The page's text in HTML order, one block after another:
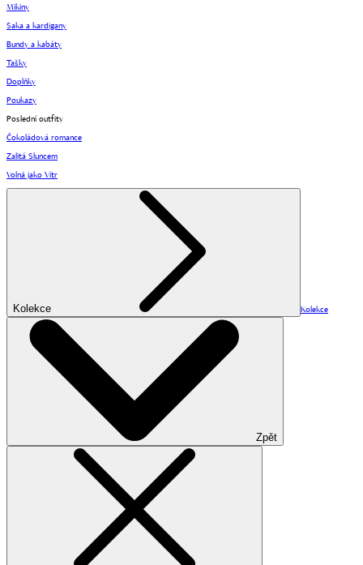
Mikiny
Saka a kardigany
Bundy a kabáty
Tašky
Doplňky
Poukazy
Poslední outfity
Čokoládová romance
Zalitá Sluncem
Volná jako Vítr
Kolekce Kolekce
Zpět